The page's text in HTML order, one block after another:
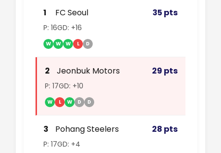
1 FC Seoul 35 pts
P: 16GD: +16
W W W L D
2 Jeonbuk Motors 29 pts
P: 17GD: +10
W L W D D
3 Pohang Steelers 28 pts
P: 17GD: +4